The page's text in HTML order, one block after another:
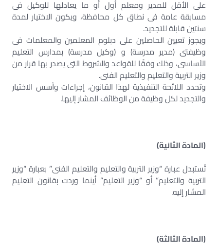
على الأقل للمدير ومعلم أول أو ما يعادلها للوكيل فى
مسابقة عامة فى نطاق كل محافظة، ويكون الاختيار لمدة
سنتين قابلة للتجديد.
ويجوز تعيين الحاصلين على دبلوم المعلمين والمعلمات فى
وظيفتى (مدير مدرسة) و (وكيل مدرسة) بمدارس التعليم
الأساسى، وذلك وفقًا للقواعد والشروط التى يصدر بها قرار من
وزير التربية والتعليم والتعليم الفنى.
وتحدد اللائحة التنفيذية لهذا القانون، إجراءات وأسس الاختيار
والتجديد لكل وظيفة من الوظائف المشار إليها.
(المادة الثانية)
تُستبدل عبارة “وزير التربية والتعليم والتعليم الفنى” بعبارة “وزير
التربية والتعليم” أو “وزير التعليم” أينما وردت بقانون التعليم
المشار إليه.
(المادة الثالثة)